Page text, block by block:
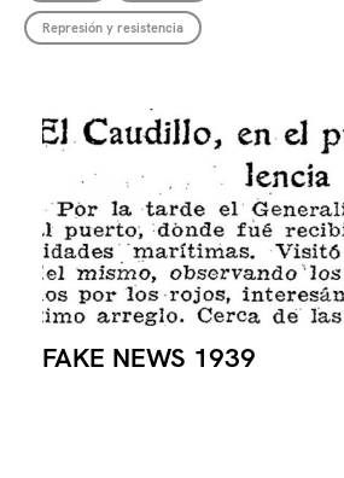
Represión y resistencia
FAKE NEWS 1939